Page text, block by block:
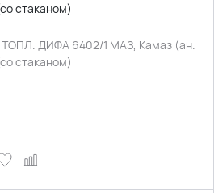
стаканом)
ДИФА 6402/1 МАЗ, Камаз (ан.
стаканом)